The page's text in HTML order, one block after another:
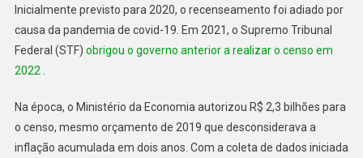
Inicialmente previsto para 2020, o recenseamento foi adiado por
causa da pandemia de covid-19. Em 2021, o Supremo Tribunal
Federal (STF) obrigou o governo anterior a realizar o censo em
2022.
Na época, o Ministério da Economia autorizou R$ 2,3 bilhões para
o censo, mesmo orçamento de 2019 que desconsiderava a
inflação acumulada em dois anos. Com a coleta de dados iniciada